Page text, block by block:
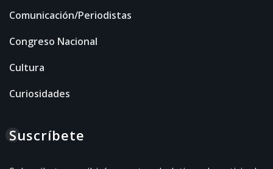
Comunicación/Periodistas
Congreso Nacional
Cultura
Curiosidades
Suscríbete